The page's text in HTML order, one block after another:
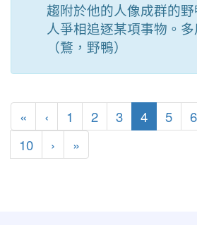
趨附於他的人像成群的
人爭相追逐某項事物。多
（鶩，野鴨）
« 第一頁
‹ 上一頁
1 2 3 4(目前頁
5 6
10
› 下一頁
»